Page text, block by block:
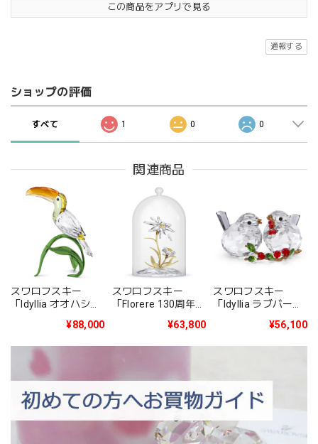
この商品をアプリで見る
通報する
ショップの評価
すべて 1 0 0
関連商品
スワロフスキー
「Idyllia オオハシ」
¥88,000
スワロフスキー
「Florere 130周年記
¥63,800
スワロフスキー
「Idyllia ラブバード
¥56,100